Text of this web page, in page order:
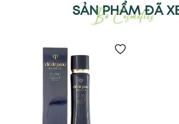
SẢN PHẨM ĐÃ